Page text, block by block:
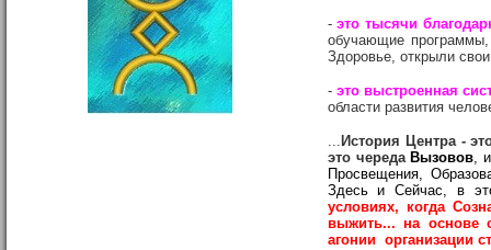
-это тысячи
обучающие
Здоровье, открыли
- это выстроенная
области развития
... История Центра -
это чередаВызовов,
Просвещения,
Здесь и Сейчас, в
условиях, когда
выжить... на основе
агонии организации